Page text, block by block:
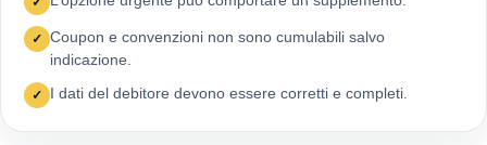
✓ Coupon e convenzioni non sono cumulabili salvo
indicazione.
✓ I dati del debitore devono essere corretti e completi.